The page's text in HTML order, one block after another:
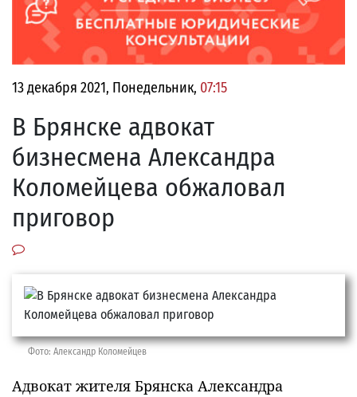
13 декабря 2021, Понедельник, 07:15
В Брянске адвокат
бизнесмена Александра
Коломейцева обжаловал
приговор
Фото: Александр Коломейцев
Адвокат жителя Брянска Александра